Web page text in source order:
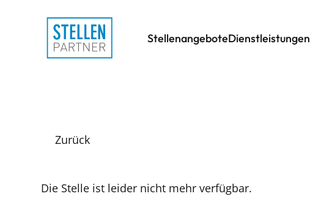
StellenangeboteDienstleistungen
Zurück
Die Stelle ist leider nicht mehr verfügbar.